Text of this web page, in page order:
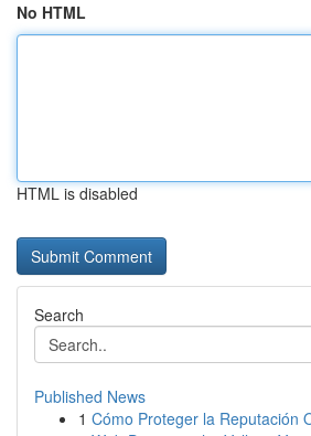
No HTML
HTML is disabled
Search
Published News
1 Cómo Proteger la Reputación